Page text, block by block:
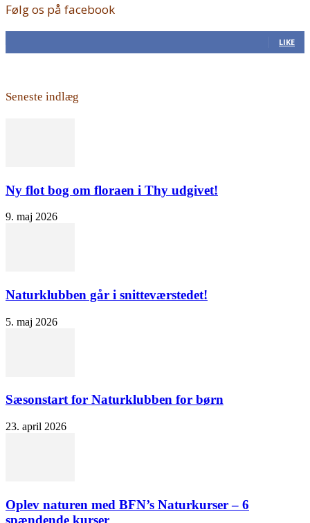
Følg os på facebook
LIKE
Seneste indlæg
Ny flot bog om floraen i Thy udgivet!
9. maj 2026
Naturklubben går i snitteværstedet!
5. maj 2026
Sæsonstart for Naturklubben for børn
23. april 2026
Oplev naturen med BFN’s Naturkurser – 6
spændende kurser